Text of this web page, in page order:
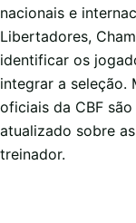
nacionais e
Libertadores,
identificar os
integrar a seleção.
oficiais da CBF
atualizado sobre
treinador.